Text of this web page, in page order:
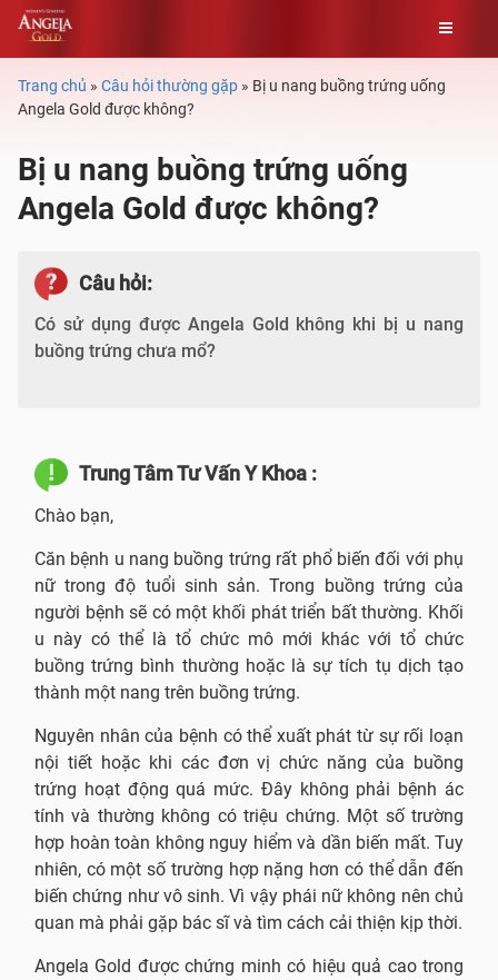
content
Trang chủ » Câu hỏi thường gặp » Bị u nang buồng trứng uống
Angela Gold được không?
Bị u nang buồng trứng uống
Angela Gold được không?
Câu hỏi:
Có sử dụng được Angela Gold không khi bị u nang
buồng trứng chưa mổ?
Trung Tâm Tư Vấn Y Khoa :
Chào bạn,
Căn bệnh u nang buồng trứng rất phổ biến đối với phụ
nữ trong độ tuổi sinh sản. Trong buồng trứng của
người bệnh sẽ có một khối phát triển bất thường. Khối
u này có thể là tổ chức mô mới khác với tổ chức
buồng trứng bình thường hoặc là sự tích tụ dịch tạo
thành một nang trên buồng trứng.
Nguyên nhân của bệnh có thể xuất phát từ sự rối loạn
nội tiết hoặc khi các đơn vị chức năng của buồng
trứng hoạt động quá mức. Đây không phải bệnh ác
tính và thường không có triệu chứng. Một số trường
hợp hoàn toàn không nguy hiểm và dần biến mất. Tuy
nhiên, có một số trường hợp nặng hơn có thể dẫn đến
biến chứng như vô sinh. Vì vậy phái nữ không nên chủ
quan mà phải gặp bác sĩ và tìm cách cải thiện kịp thời.
Angela Gold được chứng minh có hiệu quả cao trong